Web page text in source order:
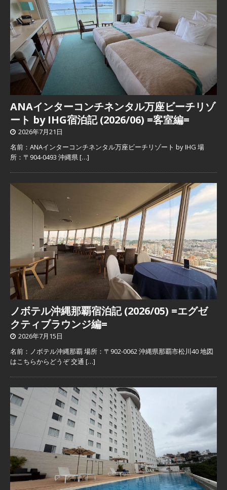
ANAインターコンチネンタル万座ビーチリゾ
ート by IHG宿泊記 (2026/06) =客室編=
2026年7月21日
名前：ANAインターコンチネンタル万座ビーチリゾート by IHG 場
所：〒904-0493 沖縄県[…]
ノボテル沖縄那覇宿泊記 (2026/05) =エグゼ
クティブラウンジ編=
2026年7月15日
名前：ノボテル沖縄那覇 場所：〒902-0062 沖縄県那覇市松川40 地図
はこちらからどうぞ 交通 […]